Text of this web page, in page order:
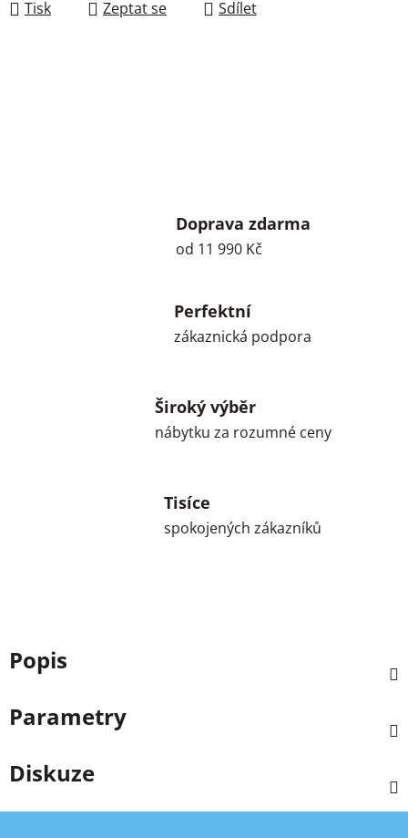
Tisk Zeptat se Sdílet
Doprava zdarma
od 11 990 Kč
Perfektní
zákaznická podpora
Široký výběr
nábytku za rozumné ceny
Tisíce
spokojených zákazníků
Popis
Parametry
Diskuze
Z